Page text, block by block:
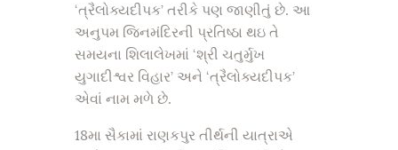
‘ત્રૈલોક્યદીપક’ તરીકે પણ જાણીતું છે. આ
અનુપમ જિનમંદિરની પ્રતિષ્ઠા થઇ તે
સમયના શિલાલેખમાં ‘શ્રી ચતુર્મુખ
યુગાદીશ્વર વિહાર’ અને ‘ત્રૈલોક્યદીપક’
એવાં નામ મળે છે.
18મા સૈકામાં રાણકપુર તીર્થની યાત્રાએ